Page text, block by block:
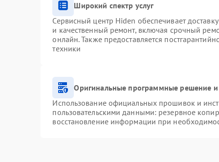
Широкий спектр услуг
Сервисный центр Hiden обеспечивает
и качественный ремонт, включая срочный
онлайн. Также предоставляется
техники
Оригинальные программные решение
Использование официальных прошивок и
пользовательскими данными: резервное
восстановление информации при